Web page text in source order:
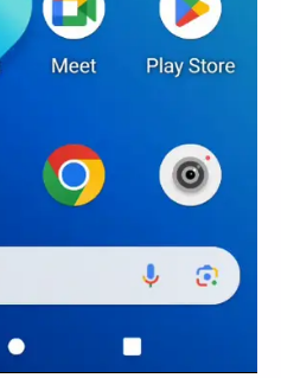
vidéo